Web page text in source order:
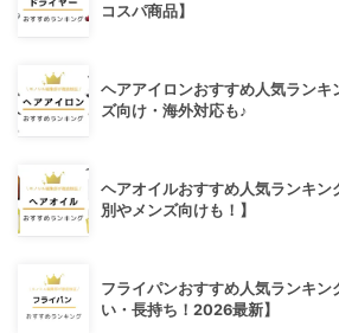
コスパ商品】
ヘアアイロンおすすめ人気ラン
ズ向け・海外対応も♪
ヘアオイルおすすめ人気ランキ
別やメンズ向けも！】
フライパンおすすめ人気ランキ
い・長持ち！2026最新】